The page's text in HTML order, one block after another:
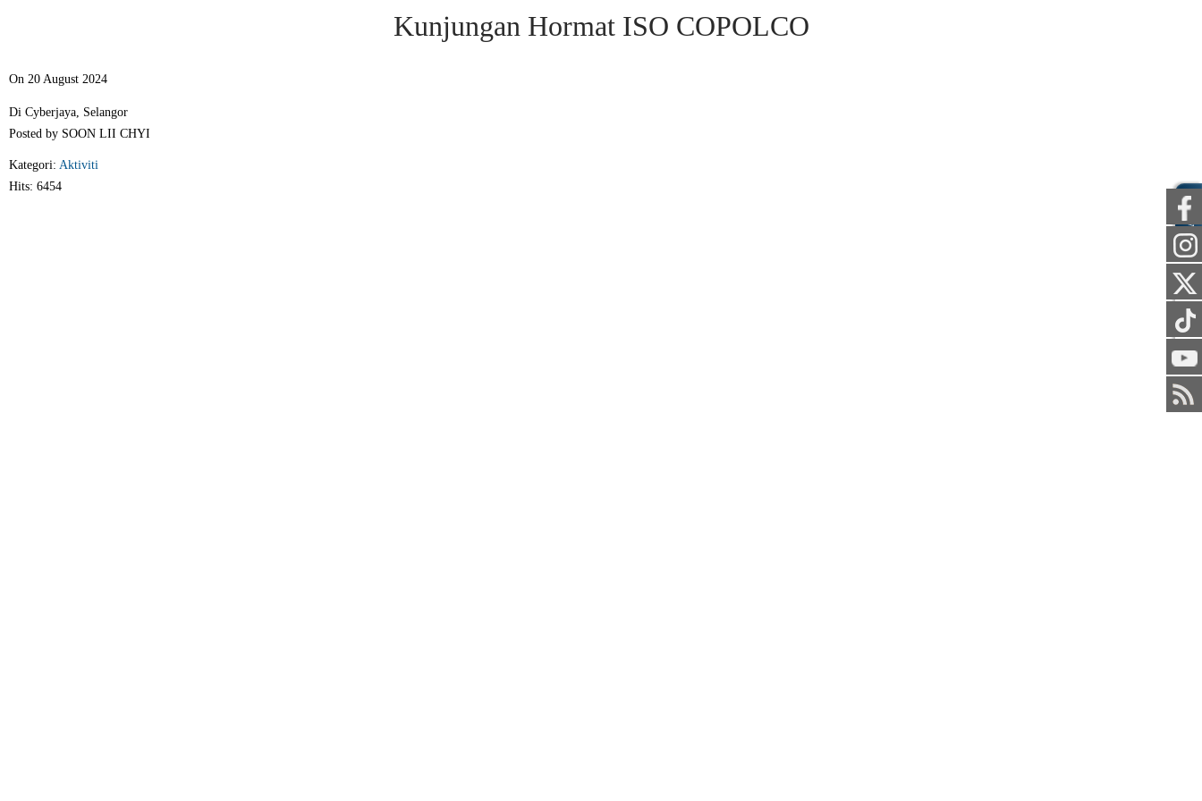
Kunjungan Hormat ISO COPOLCO
On 20 August 2024
Di Cyberjaya, Selangor
Posted by SOON LII CHYI
Kategori: Aktiviti
Hits: 6454
AWAM
STAF